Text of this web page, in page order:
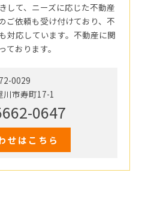
して、ニーズに応じた不動産
ご依頼も受け付けており、不
対応しています。不動産に関
おります。
0029
川市寿町17-1
0647
せはこちら